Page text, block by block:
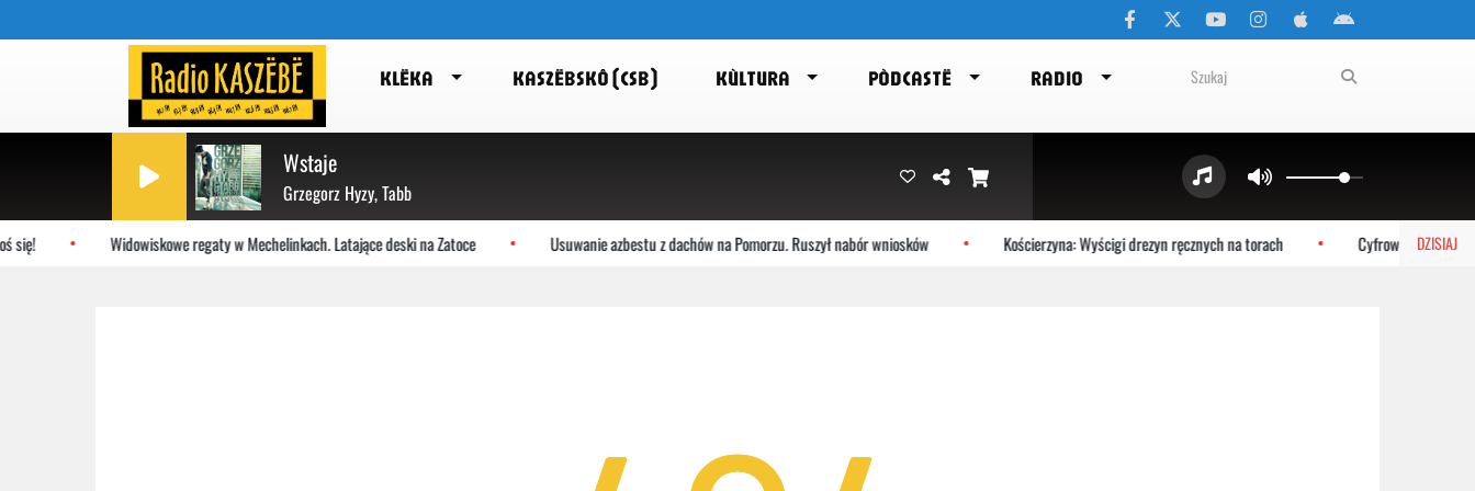
KLËKA KASZËBSKÔ (CSB) KÙLTURA PÒDCASTË RADIO
Wstaje
Grzegorz Hyzy, Tabb
DZISIAJ
Widowiskowe regaty w Mechelinkach. Latające deski na Zatoce Usuwanie azbestu z dachów na Pomorzu. Ruszył nabór wniosków Kościerzyna: Wyścigi drezyn ręcznych na torach Cyfrowy bliźniak